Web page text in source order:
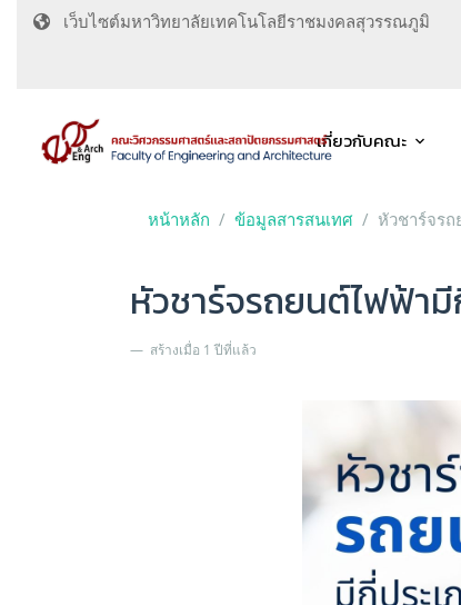
เว็บไซต์มหาวิทยาลัยเทคโนโลยีราชมงคลสุวรรณภูมิ
เกี่ยวกับคณะ
หน้าหลัก ข้อมูลสารสนเทศ หัวชาร์จร
หัวชาร์จรถยนต์ไฟฟ้ามี
สร้างเมื่อ 1 ปีที่แล้ว